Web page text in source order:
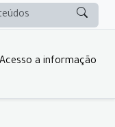
Acesso a informação